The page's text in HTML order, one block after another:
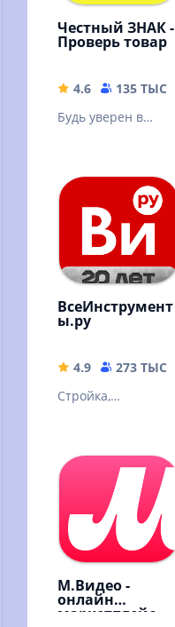
Честный ЗНАК -
Проверь товар
4.6 135 ТЫС
Будь уверен в
приложением
Честный ЗНАК
ВсеИнструмент
ы.ру
4.9 273 ТЫС
Стройка,
М.Видео -
онлайн
маркетплейс